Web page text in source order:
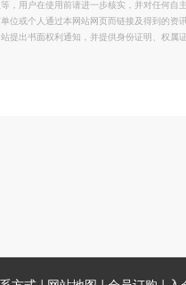
，用户在使用前请进一步核实，并对任何
位或个人通过本网站网页而链接及得到的
提出书面权利通知，并提供身份证明、权